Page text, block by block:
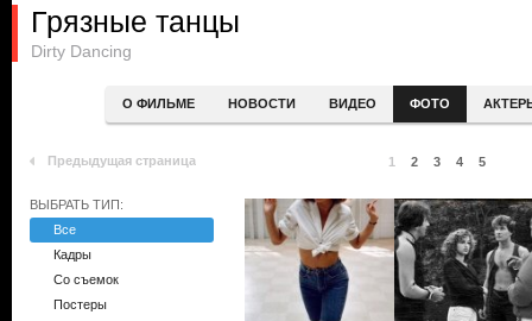
Грязные танцы
Dirty Dancing
О ФИЛЬМЕ НОВОСТИ ВИДЕО ФОТО
Предыдущая страница 1 2 3 4 5
ВЫБРАТЬ ТИП:
Все
Кадры
Со съемок
Постеры